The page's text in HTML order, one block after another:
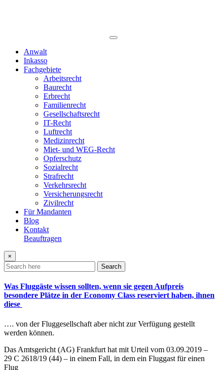
Anwalt
Inkasso
Fachgebiete
Arbeitsrecht
Baurecht
Erbrecht
Familienrecht
Gesellschaftsrecht
IT-Recht
Luftrecht
Medizinrecht
Miet- und WEG-Recht
Opferschutz
Sozialrecht
Strafrecht
Verkehrsrecht
Versicherungsrecht
Zivilrecht
Für Mandanten
Blog
Kontakt
Beauftragen
×
Search
Was Fluggäste wissen sollten, wenn sie gegen Aufpreis
besondere Plätze in der Economy Class reserviert haben, ihnen
diese
…. von der Fluggesellschaft aber nicht zur Verfügung gestellt
werden können.
Das Amtsgericht (AG) Frankfurt hat mit Urteil vom 03.09.2019 –
29 C 2618/19 (44) – in einem Fall, in dem ein Fluggast für einen
Flug